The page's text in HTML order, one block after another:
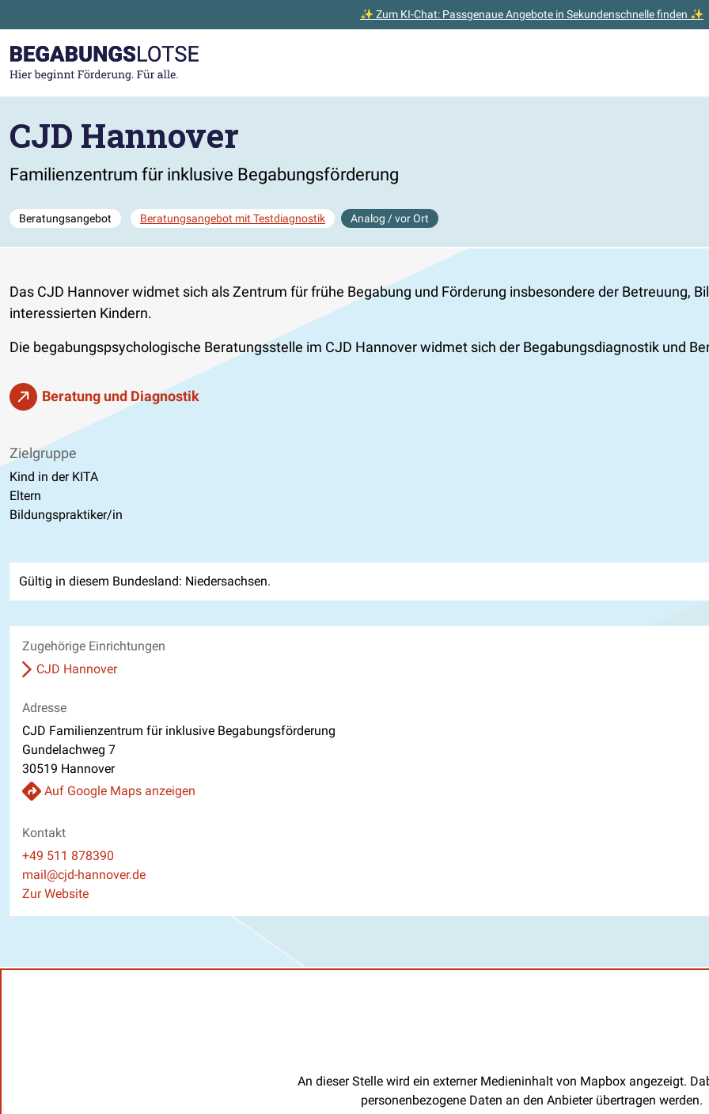
✨ Zum KI-Chat: Passgenaue Angebote in Sekundenschnelle finden ✨
Zur Startseite gehen
CJD Hannover
Familienzentrum für inklusive Begabungsförderung
Beratungsangebot Beratungsangebot mit Testdiagnostik Analog / vor Ort
Das CJD Hannover widmet sich als Zentrum für frühe Begabung und Förderung insbesondere der Betreuung,
interessierten Kindern.
Die begabungspsychologische Beratungsstelle im CJD Hannover widmet sich der Begabungsdiagnostik und
Beratung und Diagnostik
Zielgruppe
Kind in der KITA
Eltern
Bildungspraktiker/in
Gültig in diesem Bundesland: Niedersachsen.
Zugehörige Einrichtungen
CJD Hannover
Adresse
CJD Familienzentrum für inklusive Begabungsförderung
Gundelachweg 7
30519 Hannover
Auf Google Maps anzeigen
Kontakt
Telefon
+49 511 878390
E-Mail
mail@cjd-hannover.de
Website
Zur Website
An dieser Stelle wird ein externer Medieninhalt von Mapbox angezeigt.
personenbezogene Daten an den Anbieter übertragen werden.